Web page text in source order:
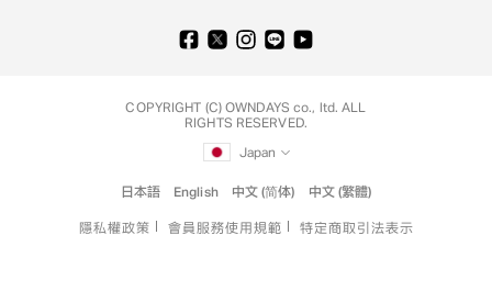
COPYRIGHT (C) OWNDAYS co., ltd. ALL
RIGHTS RESERVED.
Japan
日本語 English 中文 (简体) 中文 (繁體)
隱私權政策 會員服務使用規範 特定商取引法表示